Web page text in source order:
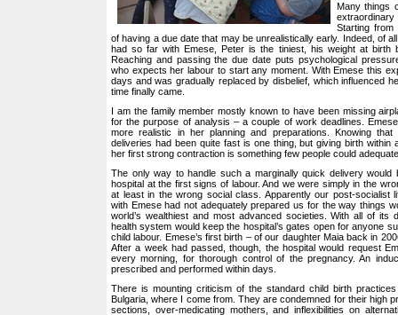
Many things
extraordinary
Starting from
of having a due date that may be unrealistically early. Indeed, of
had so far with Emese, Peter is the tiniest, his weight at birth
Reaching and passing the due date puts psychological
who expects her labour to start any moment. With Emese this
days and was gradually replaced by disbelief, which influenced
time finally came.
I am the family member mostly known to have been missing
for the purpose of analysis – a couple of work deadlines.
more realistic in her planning and preparations. Knowing
deliveries had been quite fast is one thing, but giving birth within
her first strong contraction is something few people could
The only way to handle such a marginally quick delivery would
hospital at the first signs of labour. And we were simply in the
at least in the wrong social class. Apparently our post-socialist
with Emese had not adequately prepared us for the way things
world’s wealthiest and most advanced societies. With all of its
health system would keep the hospital’s gates open for anyone
child labour. Emese’s first birth – of our daughter Maia back in
After a week had passed, though, the hospital would request
every morning, for thorough control of the pregnancy. An
prescribed and performed within days.
There is mounting criticism of the standard child birth
Bulgaria, where I come from. They are condemned for their high
sections, over-medicating mothers, and inflexibilities on